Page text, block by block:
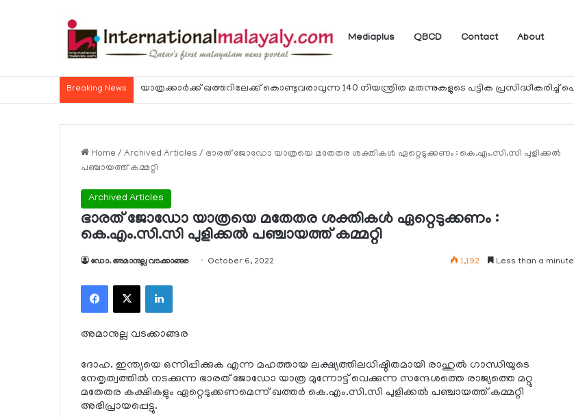
Mediaplus QBCD Contact About
Breaking News
Home / Archived Articles / ഭാരത് ജോഡോ യാത്രയെ മതേതര ശക്തികള്‍ ഏറ്റെടുക്കണം : കെ.എം.സി.സി പുളിക്കല്‍
പഞ്ചായത്ത് കമ്മറ്റി
Archived Articles
ഭാരത് ജോഡോ യാത്രയെ മതേതര ശക്തികള്‍ ഏറ്റെടുക്കണം :
കെ.എം.സി.സി പുളിക്കല്‍ പഞ്ചായത്ത് കമ്മറ്റി
ഡോ. അമാനുല്ല വടക്കാങ്ങര October 6, 2022 1,192 Less than a minute
Facebook
X LinkedIn
അമാനുല്ല വടക്കാങ്ങര
ദോഹ. ഇന്ത്യയെ ഒന്നിപ്പിക്കുക എന്ന മഹത്തായ ലക്ഷ്യത്തിലധിഷ്ഠിതമായി രാഹുല്‍ ഗാന്ധിയുടെ
നേതൃത്വത്തില്‍ നടക്കുന്ന ഭാരത് ജോഡോ യാത്ര മുന്നോട്ട് വെക്കുന്ന സന്ദേശത്തെ രാജ്യത്തെ മറ്റു
മതേതര കക്ഷികളും ഏറ്റെടുക്കണമെന്ന് ഖത്തര്‍ കെ.എം.സി.സി പുളിക്കല്‍ പഞ്ചായത്ത് കമ്മറ്റി
അഭിപ്രായപ്പെട്ടു.